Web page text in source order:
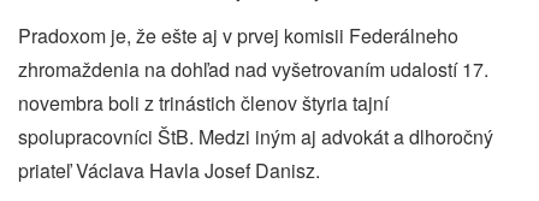
Pradoxom je, že ešte aj v prvej komisii Federálneho
zhromaždenia na dohľad nad vyšetrovaním udalostí 17.
novembra boli z trinástich členov štyria tajní
spolupracovníci ŠtB. Medzi iným aj advokát a dlhoročný
priateľ Václava Havla Josef Danisz.